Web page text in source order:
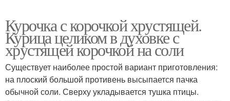
Курочка с корочкой хрустящей.
Курица целиком в духовке с
хрустящей корочкой на соли
Существует наиболее простой вариант приготовления:
на плоский большой противень высыпается пачка
обычной соли. Сверху укладывается тушка птицы.